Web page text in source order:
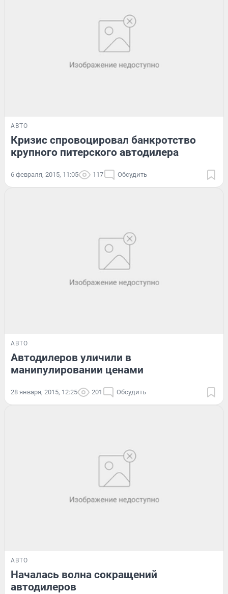
АВТО
Кризис спровоцировал банкротство
крупного питерского автодилера
6 февраля, 2015, 11:05 117 Обсудить
АВТО
Автодилеров уличили в
манипулировании ценами
28 января, 2015, 12:25 201 Обсудить
АВТО
Началась волна сокращений
автодилеров